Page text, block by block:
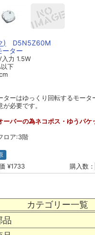
カテゴリー一覧
品
) D5N5Z60M
ーター
力 1.5W
下
ターはゆっくり回転するモータ
必要です。
ーバーの為ネコポス・ゆうパケ
ロア:3階
¥1733 購入数：